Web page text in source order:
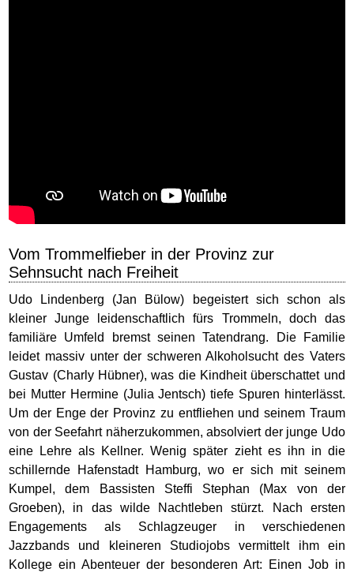
Vom Trommelfieber in der Provinz zur
Sehnsucht nach Freiheit
Udo Lindenberg (Jan Bülow) begeistert sich schon als
kleiner Junge leidenschaftlich fürs Trommeln, doch das
familiäre Umfeld bremst seinen Tatendrang. Die Familie
leidet massiv unter der schweren Alkoholsucht des Vaters
Gustav (Charly Hübner), was die Kindheit überschattet und
bei Mutter Hermine (Julia Jentsch) tiefe Spuren hinterlässt.
Um der Enge der Provinz zu entfliehen und seinem Traum
von der Seefahrt näherzukommen, absolviert der junge Udo
eine Lehre als Kellner. Wenig später zieht es ihn in die
schillernde Hafenstadt Hamburg, wo er sich mit seinem
Kumpel, dem Bassisten Steffi Stephan (Max von der
Groeben), in das wilde Nachtleben stürzt. Nach ersten
Engagements als Schlagzeuger in verschiedenen
Jazzbands und kleineren Studiojobs vermittelt ihm ein
Kollege ein Abenteuer der besonderen Art: Einen Job in